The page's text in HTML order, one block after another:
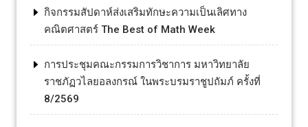
กิจกรรมสัปดาห์ส่งเสริมทักษะความเป็นเลิศทาง
คณิตศาสตร์ The Best of Math Week
การประชุมคณะกรรมการวิชาการ มหาวิทยาลัย
ราชภัฏวไลยอลงกรณ์ ในพระบรมราชูปถัมภ์ ครั้งที่
8/2569